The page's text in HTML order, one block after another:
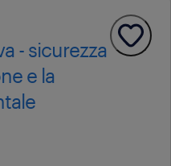
- sicurezza
e la